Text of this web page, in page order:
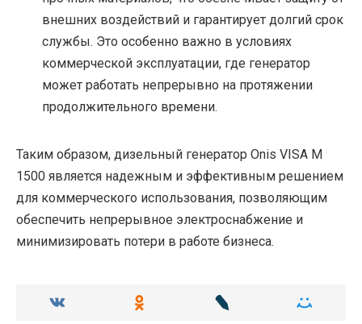
внешних воздействий и гарантирует долгий срок
службы. Это особенно важно в условиях
коммерческой эксплуатации, где генератор
может работать непрерывно на протяжении
продолжительного времени.
Таким образом, дизельный генератор Onis VISA M
1500 является надежным и эффективным решением
для коммерческого использования, позволяющим
обеспечить непрерывное электроснабжение и
минимизировать потери в работе бизнеса.